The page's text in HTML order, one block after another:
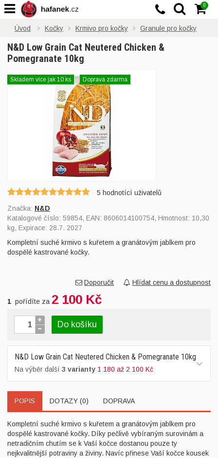
Úvod Kočky Krmivo pro kočky Granule pro kočky
N&D Low Grain Cat Neutered Chicken &
Pomegranate 10kg
Skladem více jak 10 ks Doprava zdarma
5 hodnotící uživatelů
Značka: N&D
Katalogové číslo: 59854, EAN: 8606014100754, Hmotnost: 10,30
kg, Expirace: 28.7. 2027
Kompletní suché krmivo s kuřetem a granátovým jablkem pro
dospělé kastrované kočky.
Doporučit Hlídat cenu a dostupnost
1 pořídíte za 2 100 Kč
Do košíku
N&D Low Grain Cat Neutered Chicken & Pomegranate 10kg
Na výběr další 3 varianty 1 180 až 2 100 Kč
POPIS DOTAZY (0) DOPRAVA
Kompletní suché krmivo s kuřetem a granátovým jablkem pro
dospělé kastrované kočky. Díky pečlivě vybíraným surovinám a
netradičním chutím se k Vaší kočce dostanou pouze ty
nejkvalitnější potraviny a živiny. Navíc přinese Vaší kočce kousek
0